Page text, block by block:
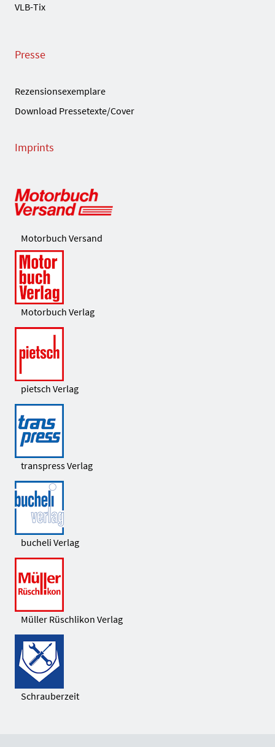
VLB-Tix
Presse
Rezensionsexemplare
Download Pressetexte/Cover
Imprints
Motorbuch Versand
Motorbuch Verlag
pietsch Verlag
transpress Verlag
bucheli Verlag
Müller Rüschlikon Verlag
Schrauberzeit